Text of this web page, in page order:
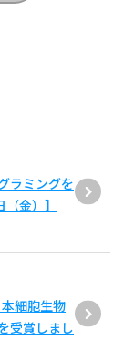
ラミングを
金）】
細胞生物
受賞しまし